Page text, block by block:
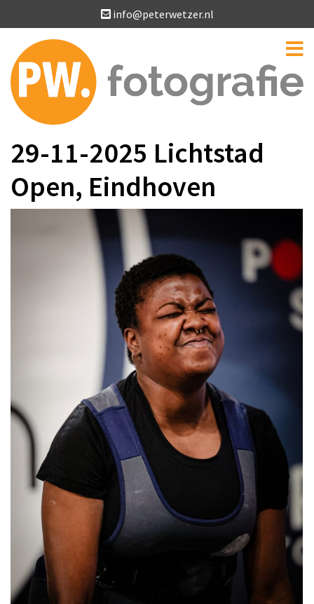
info@peterwetzer.nl
29-11-2025 Lichtstad
Open, Eindhoven